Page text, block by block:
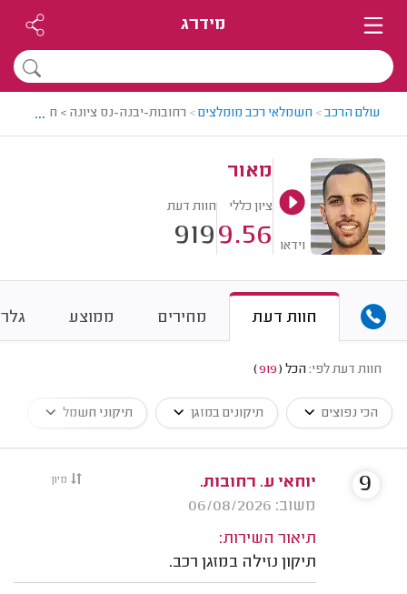
מידרג
עולם הרכב> חשמלאי רכב מומלצים> רחובות-יבנה-נס ציונה > חשמלאי
...
וידאו
מאור
ציון כללי
9.56
חוות דעת
919
חוות דעת מחירים ממוצע
חוות דעת לפי: הכל (
919
)
הכי נפוצים תיקונים במזגן תיקוני חשמל
מיון
יוחאי ע. רחובות.
משוב: 06/08/2026
תיאור השירות:
תיקון נזילה במזגן רכב.
9